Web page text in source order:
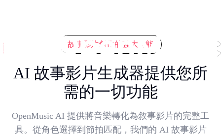
故事影片創作的強大功能
AI 故事影片生成器提供您所
需的一切功能
OpenMusic AI 提供將音樂轉化為敘事影片的完整工
具。從角色選擇到節拍匹配，我們的 AI 故事影片